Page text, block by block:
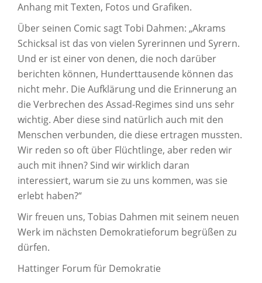
Anhang mit Texten, Fotos und Grafiken.
Über seinen Comic sagt Tobi Dahmen: „Akrams
Schicksal ist das von vielen Syrerinnen und Syrern.
Und er ist einer von denen, die noch darüber
berichten können, Hunderttausende können das
nicht mehr. Die Aufklärung und die Erinnerung an
die Verbrechen des Assad-Regimes sind uns sehr
wichtig. Aber diese sind natürlich auch mit den
Menschen verbunden, die diese ertragen mussten.
Wir reden so oft über Flüchtlinge, aber reden wir
auch mit ihnen? Sind wir wirklich daran
interessiert, warum sie zu uns kommen, was sie
erlebt haben?“
Wir freuen uns, Tobias Dahmen mit seinem neuen
Werk im nächsten Demokratieforum begrüßen zu
dürfen.
Hattinger Forum für Demokratie